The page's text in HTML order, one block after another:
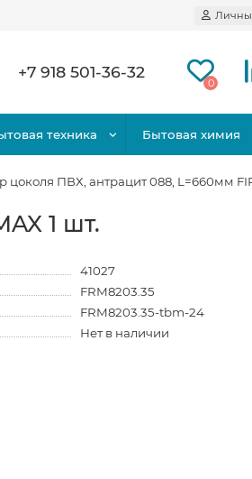
+7 918 501-36-32
0
техника Бытовая химия
цоколя ПВХ, антрацит 088, L=660мм
1 шт.
41027
FRM8203.35
FRM8203.35-tbm-24
Нет в наличии